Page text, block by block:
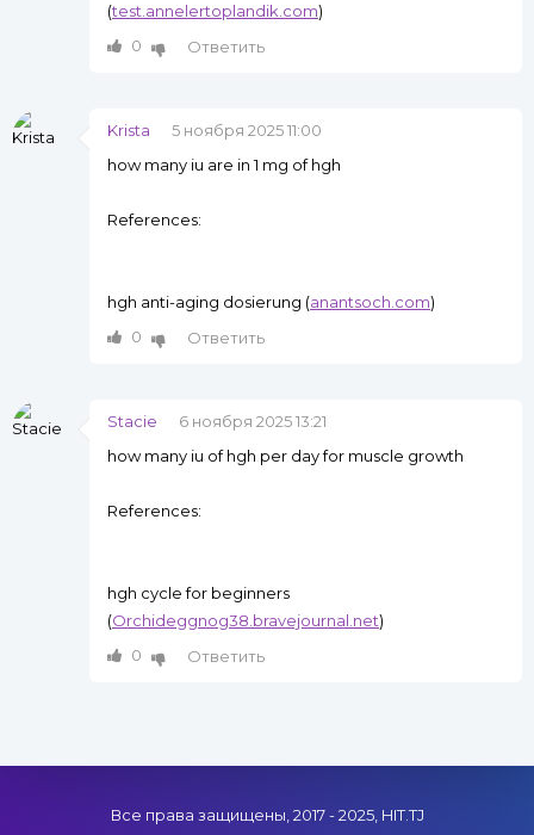
(test.annelertoplandik.com)
0
Ответить
Krista
5 ноября 2025 11:00
how many iu are in 1 mg of hgh
References:
hgh anti-aging dosierung (anantsoch.com)
0
Ответить
Stacie
6 ноября 2025 13:21
how many iu of hgh per day for muscle growth
References:
hgh cycle for beginners
(Orchideggnog38.bravejournal.net)
0
Ответить
Все права защищены, 2017 - 2025, HIT.TJ